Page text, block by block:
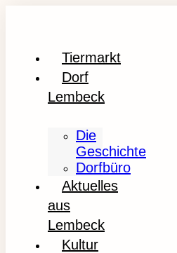
Tiermarkt
Dorf
Lembeck
Die
Geschichte
Dorfbüro
Aktuelles
aus
Lembeck
Kultur